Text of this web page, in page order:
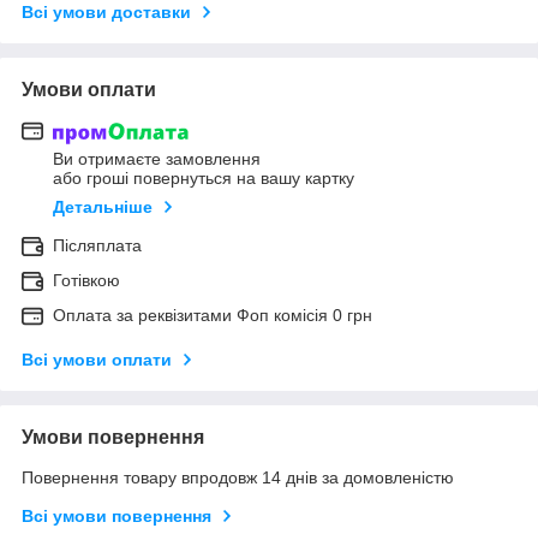
Всі умови доставки
Умови оплати
Ви отримаєте замовлення
або гроші повернуться на вашу картку
Детальніше
Післяплата
Готівкою
Оплата за реквізитами Фоп комісія 0 грн
Всі умови оплати
Умови повернення
Повернення товару впродовж 14 днів за домовленістю
Всі умови повернення